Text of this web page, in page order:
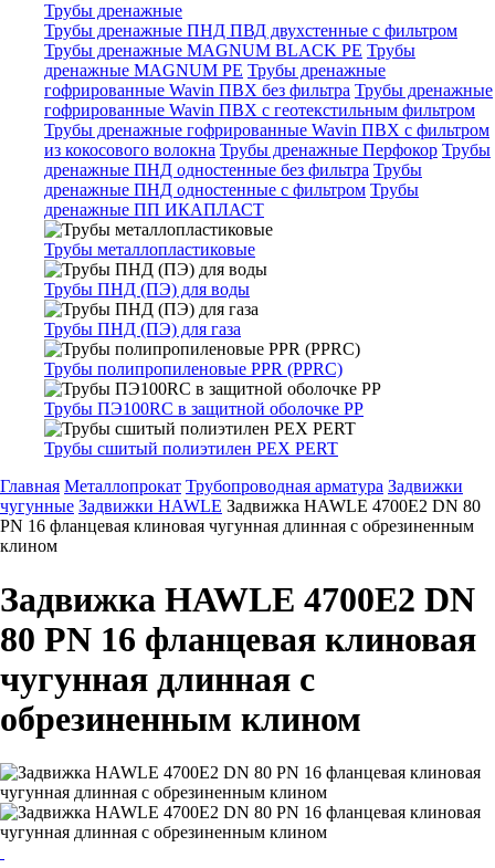
Трубы дренажные
Трубы дренажные ПНД ПВД двухстенные с фильтром
Трубы дренажные MAGNUM BLACK PE Трубы
дренажные MAGNUM PE Трубы дренажные
гофрированные Wavin ПВХ без фильтра Трубы дренажные
гофрированные Wavin ПВХ с геотекстильным фильтром
Трубы дренажные гофрированные Wavin ПВХ с фильтром
из кокосового волокна Трубы дренажные Перфокор Трубы
дренажные ПНД одностенные без фильтра Трубы
дренажные ПНД одностенные с фильтром Трубы
дренажные ПП ИКАПЛАСТ
Трубы металлопластиковые
Трубы ПНД (ПЭ) для воды
Трубы ПНД (ПЭ) для газа
Трубы полипропиленовые PPR (PPRC)
Трубы ПЭ100RC в защитной оболочке PP
Трубы сшитый полиэтилен PEX PERT
Главная Металлопрокат Трубопроводная арматура Задвижки
чугунные Задвижки HAWLE Задвижка HAWLE 4700Е2 DN 80
PN 16 фланцевая клиновая чугунная длинная с обрезиненным
клином
Задвижка HAWLE 4700Е2 DN
80 PN 16 фланцевая клиновая
чугунная длинная с
обрезиненным клином